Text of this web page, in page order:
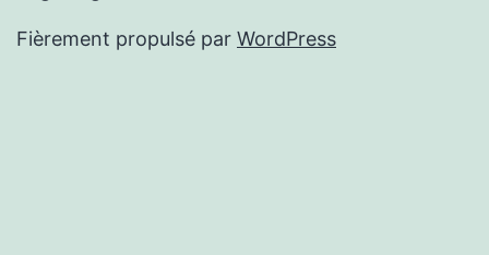
Fièrement propulsé par WordPress